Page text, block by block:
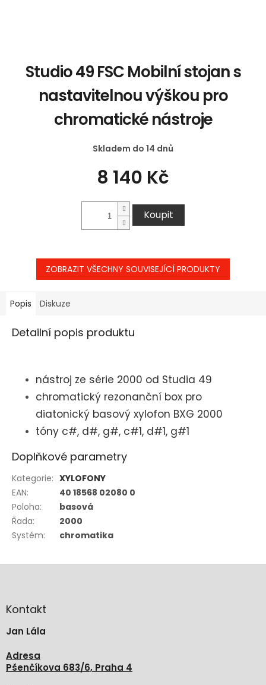
Studio 49 FSC Mobilní stojan s
nastavitelnou výškou pro
chromatické nástroje
Skladem do 14 dnů
8 140 Kč
Koupit
ZOBRAZIT VŠECHNY SOUVISEJÍCÍ PRODUKTY
Popis Diskuze
Detailní popis produktu
nástroj ze série 2000 od Studia 49
chromatický rezonanční box pro
diatonický basový xylofon BXG 2000
tóny c#, d#, g#, c#1, d#1, g#1
Doplňkové parametry
Kategorie: XYLOFONY
EAN:
40 18568 02080 0
Poloha:
basová
Řada:
2000
Systém: chromatika
aKontakt
Jan Lála
Adresa
Pšenčíkova 683/6, Praha 4